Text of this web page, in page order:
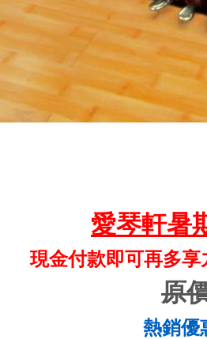
愛琴軒暑
現金付款即可再多
原
熱銷優